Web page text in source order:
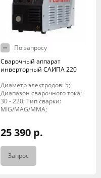
По запросу
Сварочный аппарат
инверторный САИПА 220
Диаметр электродов: 5;
Диапазон сварочного тока:
30 - 220; Тип сварки:
MIG/MAG/MMA;
25 390 р.
Запрос